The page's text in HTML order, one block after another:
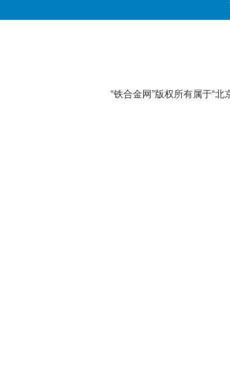
“铁合金网”版权所有属于“